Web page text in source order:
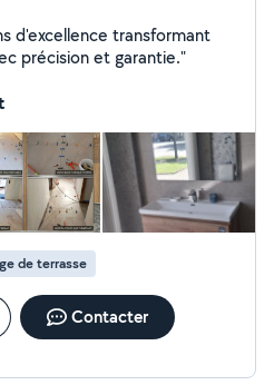
d'excellence transformant
précision et garantie."
de terrasse
Contacter